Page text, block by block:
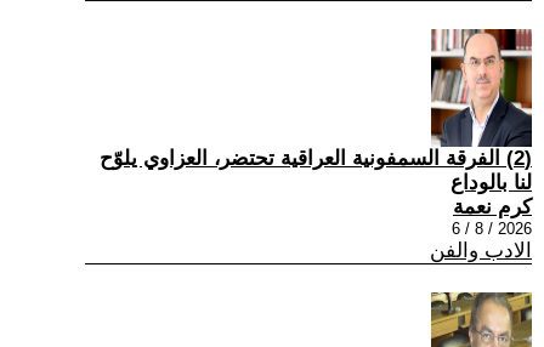
(2) الفرقة السمفونية العراقية تحتضر، العزاوي يلوّح
لنا بالوداع
كرم نعمة
2026 / 8 / 6
الادب والفن